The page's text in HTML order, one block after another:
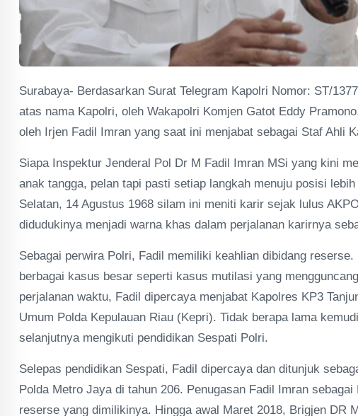
Surabaya- Berdasarkan Surat Telegram Kapolri Nomor: ST/
atas nama Kapolri, oleh Wakapolri Komjen Gatot Eddy
oleh Irjen Fadil Imran yang saat ini menjabat sebagai Staf Ahli
Siapa Inspektur Jenderal Pol Dr M Fadil Imran MSi yang kini
anak tangga, pelan tapi pasti setiap langkah menuju posisi
Selatan, 14 Agustus 1968 silam ini meniti karir sejak lulus
didudukinya menjadi warna khas dalam perjalanan karirnya
Sebagai perwira Polri, Fadil memiliki keahlian dibidang
berbagai kasus besar seperti kasus mutilasi yang
perjalanan waktu, Fadil dipercaya menjabat Kapolres KP3
Umum Polda Kepulauan Riau (Kepri). Tidak berapa lama
selanjutnya mengikuti pendidikan Sespati Polri.
Selepas pendidikan Sespati, Fadil dipercaya dan ditunjuk
Polda Metro Jaya di tahun 206. Penugasan Fadil Imran
reserse yang dimilikinya. Hingga awal Maret 2018, Brigjen DR